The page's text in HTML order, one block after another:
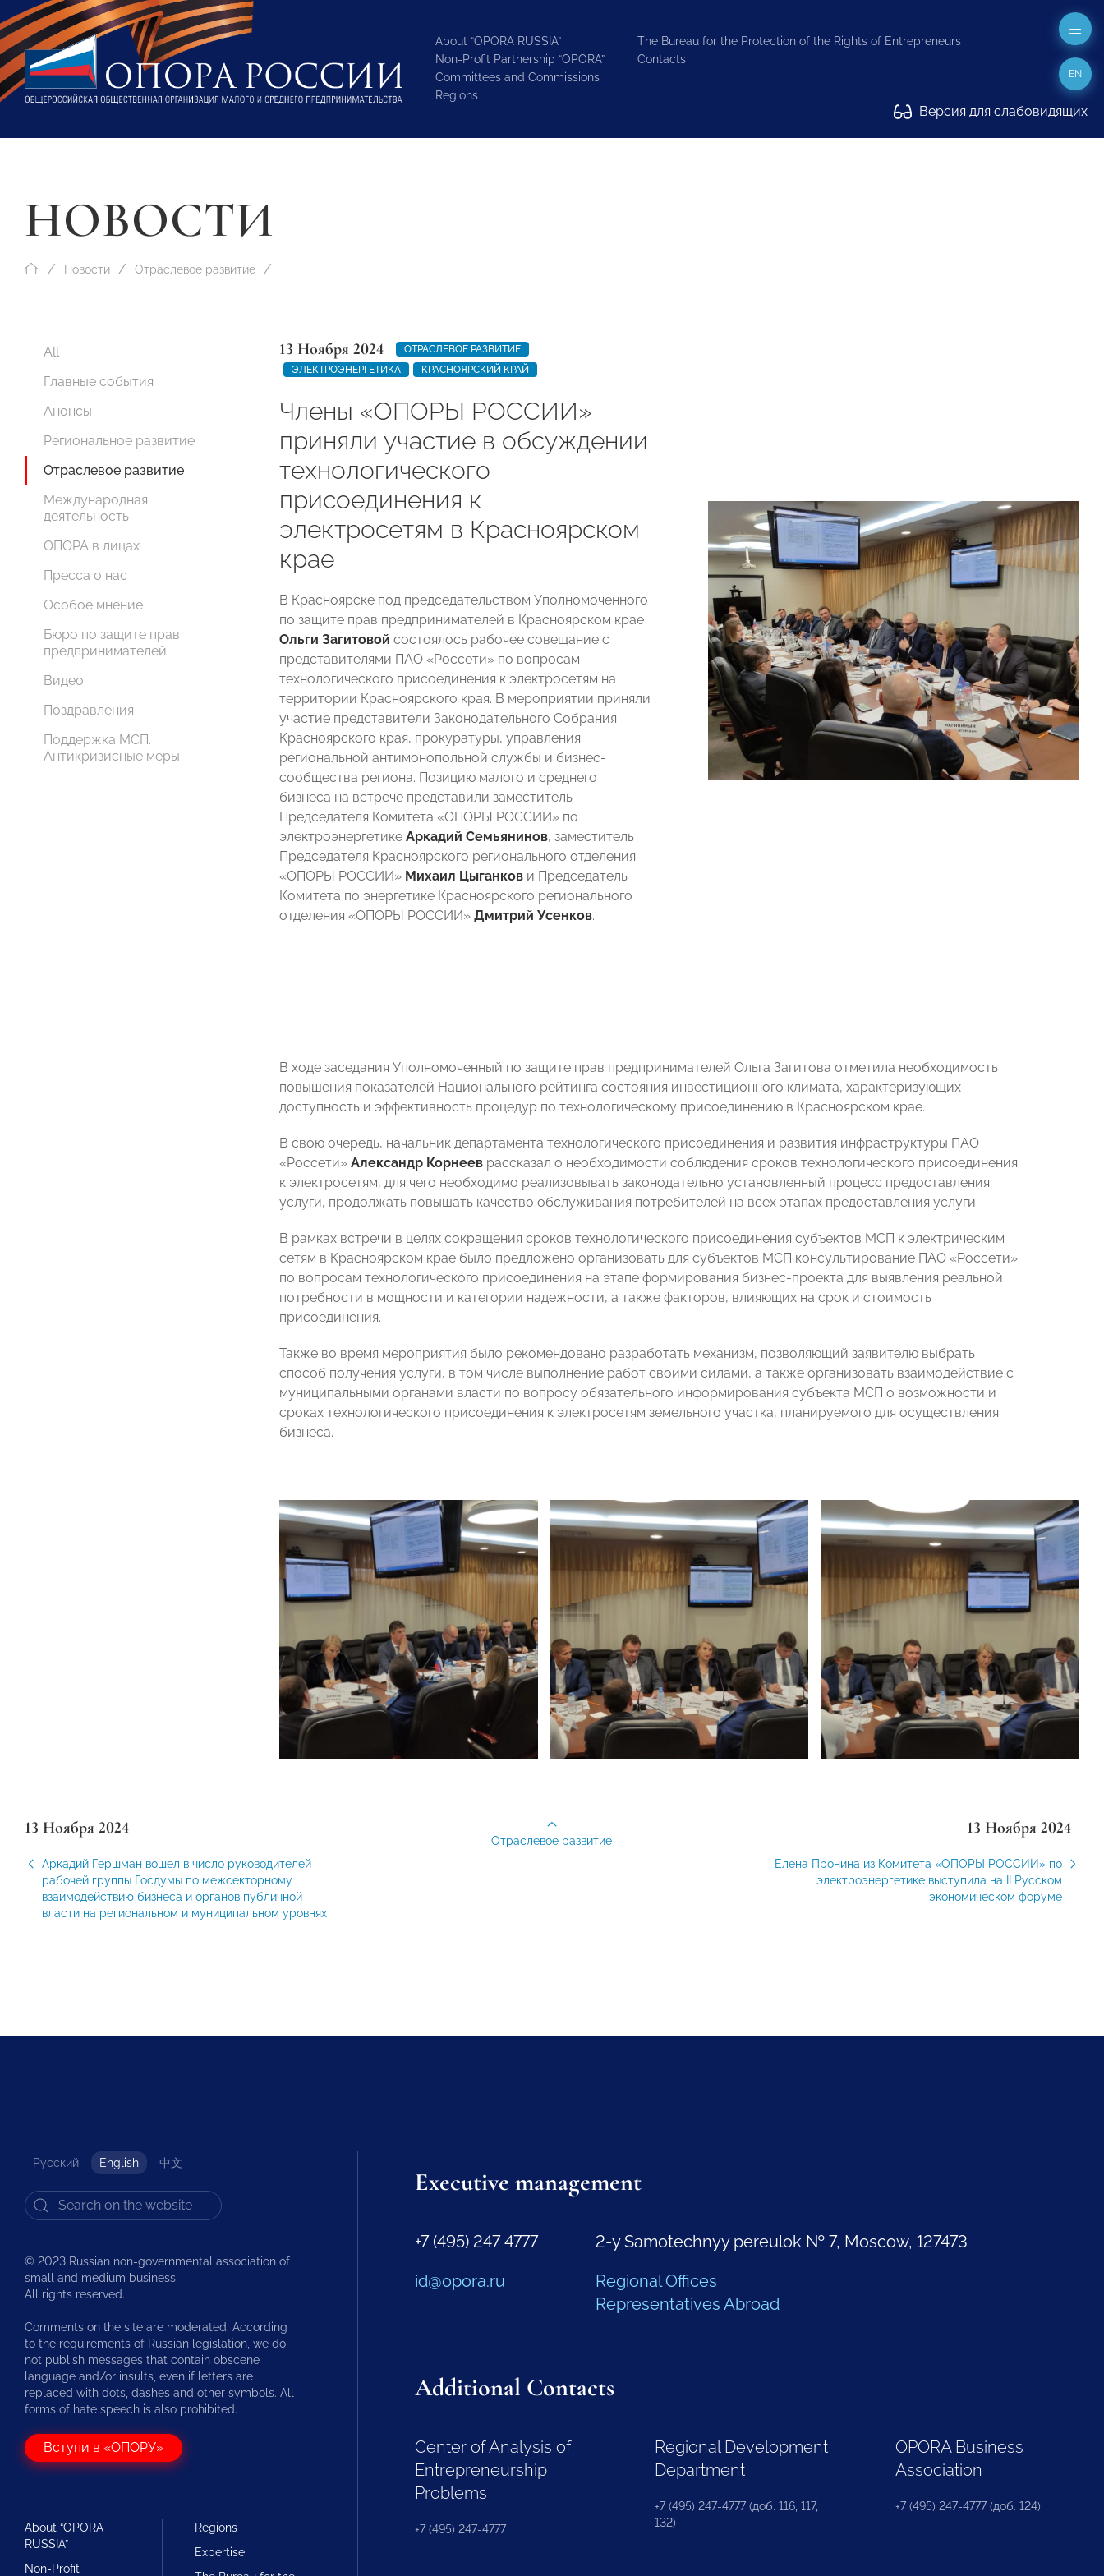
About “OPORA RUSSIA”
Non-Profit Partnership “OPORA”
Committees and Commissions
Regions
The Bureau for the Protection of the Rights of Entrepreneurs
Contacts
Версия для слабовидящих
EN
НОВОСТИ
Новости Отраслевое развитие
All
Главные события
Анонсы
Региональное развитие
Отраслевое развитие
Международная
деятельность
ОПОРА в лицах
Пресса о нас
Особое мнение
Бюро по защите прав
предпринимателей
Видео
Поздравления
Поддержка МСП.
Антикризисные меры
13 Ноября 2024
ОТРАСЛЕВОЕ РАЗВИТИЕ
ЭЛЕКТРОЭНЕРГЕТИКА
КРАСНОЯРСКИЙ КРАЙ
Члены «ОПОРЫ РОССИИ»
приняли участие в обсуждении
технологического
присоединения к
электросетям в Красноярском
крае
В Красноярске под председательством Уполномоченного
по защите прав предпринимателей в Красноярском крае
Ольги Загитовой состоялось рабочее совещание с
представителями ПАО «Россети» по вопросам
технологического присоединения к электросетям на
территории Красноярского края. В мероприятии приняли
участие представители Законодательного Собрания
Красноярского края, прокуратуры, управления
региональной антимонопольной службы и бизнес-
сообщества региона. Позицию малого и среднего
бизнеса на встрече представили заместитель
Председателя Комитета «ОПОРЫ РОССИИ» по
электроэнергетике Аркадий Семьянинов, заместитель
Председателя Красноярского регионального отделения
«ОПОРЫ РОССИИ» Михаил Цыганков и Председатель
Комитета по энергетике Красноярского регионального
отделения «ОПОРЫ РОССИИ» Дмитрий Усенков.
В ходе заседания Уполномоченный по защите прав предпринимателей Ольга Загитова отметила необходимость
повышения показателей Национального рейтинга состояния инвестиционного климата, характеризующих
доступность и эффективность процедур по технологическому присоединению в Красноярском крае.
В свою очередь, начальник департамента технологического присоединения и развития инфраструктуры ПАО
«Россети» Александр Корнеев рассказал о необходимости соблюдения сроков технологического присоединения
к электросетям, для чего необходимо реализовывать законодательно установленный процесс предоставления
услуги, продолжать повышать качество обслуживания потребителей на всех этапах предоставления услуги.
В рамках встречи в целях сокращения сроков технологического присоединения субъектов МСП к электрическим
сетям в Красноярском крае было предложено организовать для субъектов МСП консультирование ПАО «Россети»
по вопросам технологического присоединения на этапе формирования бизнес-проекта для выявления реальной
потребности в мощности и категории надежности, а также факторов, влияющих на срок и стоимость
присоединения.
Также во время мероприятия было рекомендовано разработать механизм, позволяющий заявителю выбрать
способ получения услуги, в том числе выполнение работ своими силами, а также организовать взаимодействие с
муниципальными органами власти по вопросу обязательного информирования субъекта МСП о возможности и
сроках технологического присоединения к электросетям земельного участка, планируемого для осуществления
бизнеса.
13 Ноября 2024
Аркадий Гершман вошел в число руководителей
рабочей группы Госдумы по межсекторному
взаимодействию бизнеса и органов публичной
власти на региональном и муниципальном уровнях
13 Ноября 2024
Елена Пронина из Комитета «ОПОРЫ РОССИИ» по
электроэнергетике выступила на II Русском
экономическом форуме
Отраслевое развитие
Русский English 中文
© 2023 Russian non-governmental association of
small and medium business
All rights reserved.
Comments on the site are moderated. According
to the requirements of Russian legislation, we do
not publish messages that contain obscene
language and/or insults, even if letters are
replaced with dots, dashes and other symbols. All
forms of hate speech is also prohibited.
Вступи в «ОПОРУ»
About “OPORA
RUSSIA”
Non-Profit
Regions
Expertise
Executive management
+7 (495) 247 4777
id@opora.ru
2-y Samotechnyy pereulok № 7, Moscow, 127473
Regional Offices
Representatives Abroad
Additional Contacts
Center of Analysis of
Entrepreneurship
Problems
+7 (495) 247-4777
Regional Development
Department
+7 (495) 247-4777 (доб. 116, 117,
132)
OPORA Business
Association
+7 (495) 247-4777 (доб. 124)